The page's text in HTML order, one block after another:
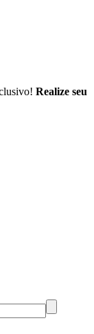
Realize seu